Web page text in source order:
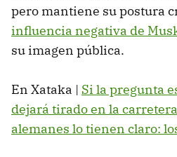
pero mantiene su postura
influencia negativa de
su imagen pública.
En Xataka | Si la pregunta
dejará tirado en la
alemanes lo tienen claro: